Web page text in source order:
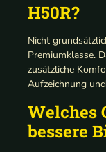
H50R?
Nicht
Premiumklasse.
zusätzliche
Aufzeichnung
Welches
bessere